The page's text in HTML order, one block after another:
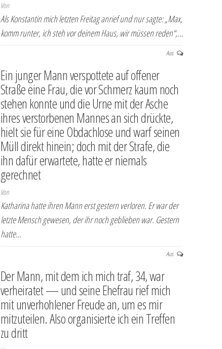
Von
Als Konstantin mich letzten Freitag anrief und nur sagte: „Max,
komm runter, ich steh vor deinem Haus, wir müssen reden“,…
Aus
Ein junger Mann verspottete auf offener
Straße eine Frau, die vor Schmerz kaum noch
stehen konnte und die Urne mit der Asche
ihres verstorbenen Mannes an sich drückte,
hielt sie für eine Obdachlose und warf seinen
Müll direkt hinein; doch mit der Strafe, die
ihn dafür erwartete, hatte er niemals
gerechnet
Von
Katharina hatte ihren Mann erst gestern verloren. Er war der
letzte Mensch gewesen, der ihr noch geblieben war. Gestern
hatte…
Aus
Der Mann, mit dem ich mich traf, 34, war
verheiratet — und seine Ehefrau rief mich
mit unverhohlener Freude an, um es mir
mitzuteilen. Also organisierte ich ein Treffen
zu dritt